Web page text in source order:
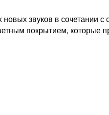
звуков в
покрытием, которые